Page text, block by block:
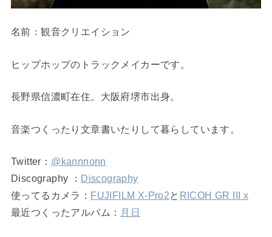
名前：観音クリエイション
ヒップホップのトラックメイカーです。
長野県信濃町在住。大阪府堺市出身。
音楽つくったり文章書いたりして暮らしています。
Twitter： @kannnonn
Discography ： Discography
使ってるカメラ： FUJIFILM X-Pro2と RICOH GR III x
最近つくったアルバム： 月日